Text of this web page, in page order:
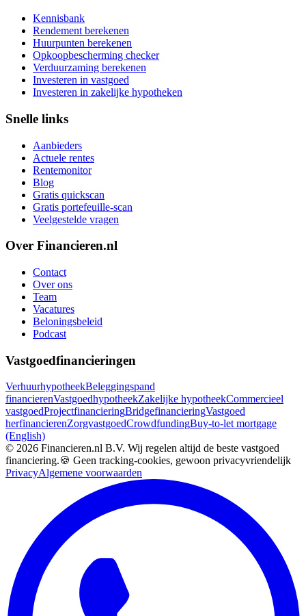
Kennisbank
Rendement berekenen
Huurpunten berekenen
Opkoopbescherming checker
Verduurzaming berekenen
Investeren in vastgoed
Investeren in zakelijke hypotheken
Snelle links
Aanbieders
Actuele rentes
Rentemonitor
Blog
Gratis quickscan
Gratis portefeuille-scan
Veelgestelde vragen
Over Financieren.nl
Contact
Over ons
Team
Vacatures
Beloningsbeleid
Podcast
Vastgoedfinancieringen
VerhuurhypotheekBeleggingspand
financierenVastgoedhypotheekZakelijke hypotheekCommercieel
vastgoedProjectfinancieringBridgefinancieringVastgoed
herfinancierenZorgvastgoedCrowdfundingBuy-to-let mortgage
(English)
© 2026 Financieren.nl B.V. Wij regelen altijd de beste vastgoed
financiering.🍪 Geen tracking-cookies, gewoon privacyvriendelijk
PrivacyAlgemene voorwaarden